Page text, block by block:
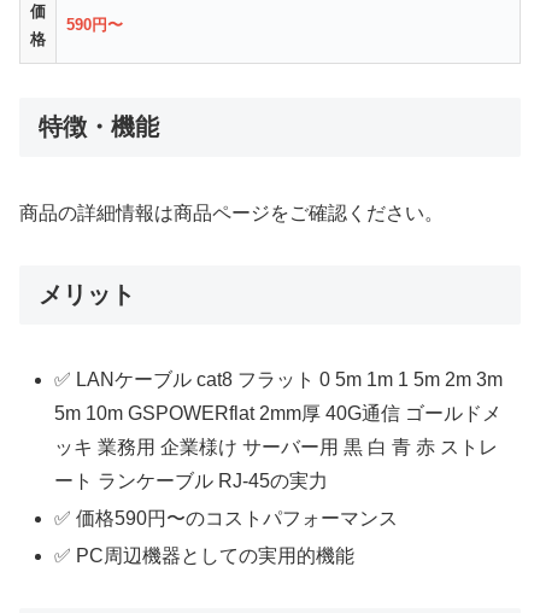
価
格
590円〜
特徴・機能
商品の詳細情報は商品ページをご確認ください。
メリット
✅ LANケーブル cat8 フラット 0 5m 1m 1 5m 2m 3m
5m 10m GSPOWERflat 2mm厚 40G通信 ゴールドメ
ッキ 業務用 企業様け サーバー用 黒 白 青 赤 ストレ
ート ランケーブル RJ-45の実力
✅ 価格590円〜のコストパフォーマンス
✅ PC周辺機器としての実用的機能